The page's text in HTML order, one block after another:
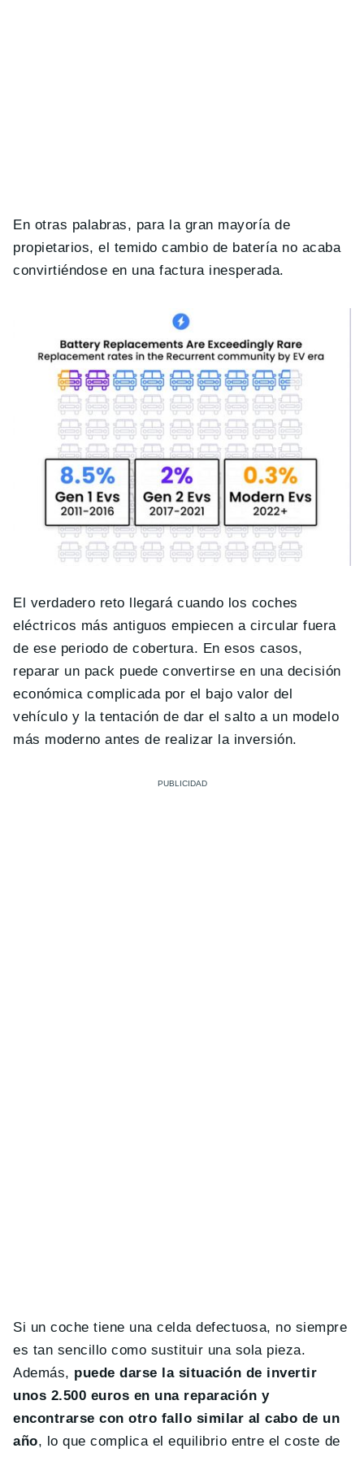
En otras palabras, para la gran mayoría de
propietarios, el temido cambio de batería no acaba
convirtiéndose en una factura inesperada.
El verdadero reto llegará cuando los coches
eléctricos más antiguos empiecen a circular fuera
de ese periodo de cobertura. En esos casos,
reparar un pack puede convertirse en una decisión
económica complicada por el bajo valor del
vehículo y la tentación de dar el salto a un modelo
más moderno antes de realizar la inversión.
Si un coche tiene una celda defectuosa, no siempre
es tan sencillo como sustituir una sola pieza.
Además, puede darse la situación de invertir
unos 2.500 euros en una reparación y
encontrarse con otro fallo similar al cabo de un
año, lo que complica el equilibrio entre el coste de